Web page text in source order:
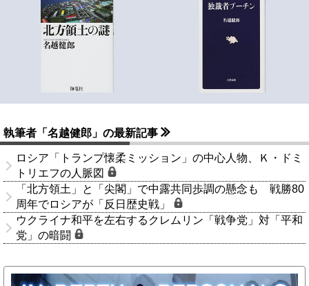
執筆者「名越健郎」の最新記事
ロシア「トランプ懐柔ミッション」の中心人物、Ｋ・ドミ
トリエフの人脈図
「北方領土」と「尖閣」で中露共同歩調の懸念も 戦勝80
周年でロシアが「反日歴史戦」
ウクライナ和平を左右するクレムリン「戦争党」対「平和
党」の暗闘